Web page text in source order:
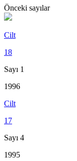
Önceki sayılar
Cilt
18
Sayı 1
1996
Cilt
17
Sayı 4
1995